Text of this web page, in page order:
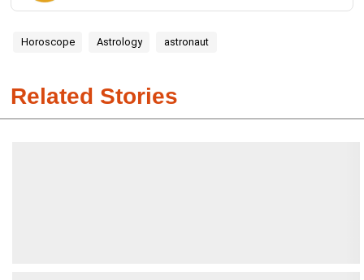
Horoscope Astrology astronaut
Related Stories